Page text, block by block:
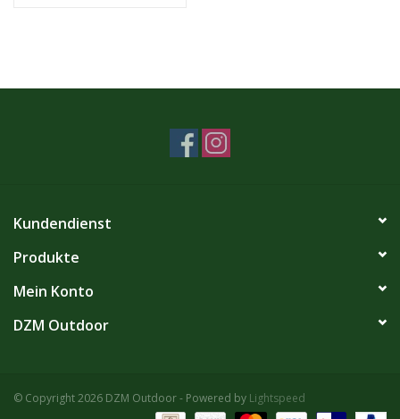
Kundendienst
Produkte
Mein Konto
DZM Outdoor
© Copyright 2026 DZM Outdoor - Powered by Lightspeed